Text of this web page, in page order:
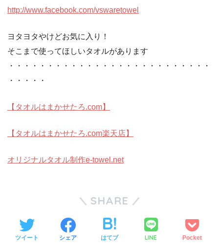
http://www.facebook.com/vswaretowel
ヨタヨタやけどお気に入り！
そこまで使ってほしいタオルがあります
・・・・・・・・・・・・・・・・・・・・・・・・・・
・・・・・
【タオルはまかせたろ.com】
【タオルはまかせたろ.com楽天店】
オリジナルタオル制作e-towel.net
SHARE
ツイート シェア はてブ LINE Pocket